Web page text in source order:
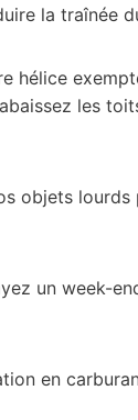
la traînée
hélice
les
objets
un week-
en